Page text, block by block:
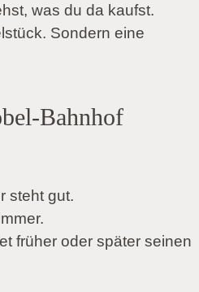
was du da kaufst.
Sondern eine
Bahnhof
steht gut.
früher oder später seinen